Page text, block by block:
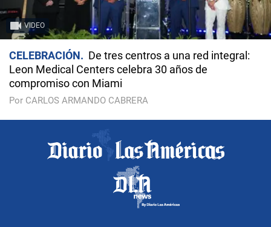
VIDEO
CELEBRACIÓN
De tres centros a una red integral:
Leon Medical Centers celebra 30 años de
compromiso con Miami
Por CARLOS ARMANDO CABRERA